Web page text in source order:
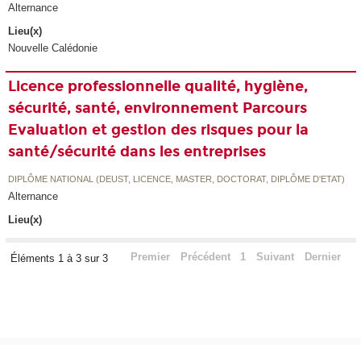
Alternance
Lieu(x)
Nouvelle Calédonie
Licence professionnelle qualité, hygiène,
sécurité, santé, environnement Parcours
Evaluation et gestion des risques pour la
santé/sécurité dans les entreprises
DIPLÔME NATIONAL (DEUST, LICENCE, MASTER, DOCTORAT, DIPLÔME D'ETAT)
Alternance
Lieu(x)
Éléments 1 à 3 sur 3 Premier Précédent 1 Suivant Dernier